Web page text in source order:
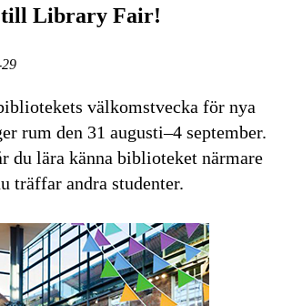
till Library Fair!
välkomstvecka för nya
rum den 31 augusti–4 september.
du lära känna biblioteket närmare
träffar andra studenter.